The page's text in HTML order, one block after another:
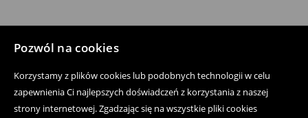
Pozwól na cookies
Korzystamy z plików cookies lub podobnych technologii w celu
zapewnienia Ci najlepszych doświadczeń z korzystania z naszej
strony internetowej. Zgadzając się na wszystkie pliki cookies